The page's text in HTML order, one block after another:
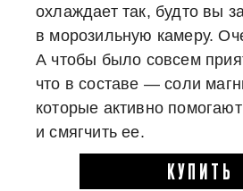
охлаждает так, будто вы
в морозильную камеру.
А чтобы было совсем
что в составе — соли
которые активно
и смягчить ее.
КУПИТЬ